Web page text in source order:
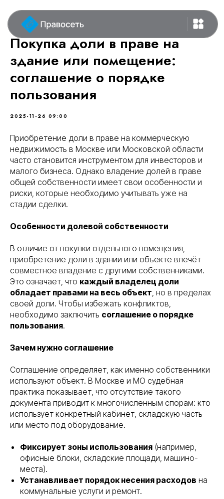
Покупка доли в праве на
здание или помещение:
соглашение о порядке
пользования
2025-11-26 09:00
Приобретение доли в праве на коммерческую
недвижимость в Москве или Московской области
часто становится инструментом для инвесторов и
малого бизнеса. Однако владение долей в праве
общей собственности имеет свои особенности и
риски, которые необходимо учитывать уже на
стадии сделки.
Особенности долевой собственности
В отличие от покупки отдельного помещения,
приобретение доли в здании или объекте влечёт
совместное владение с другими собственниками.
Это означает, что каждый владелец доли
обладает правами на весь объект, но в пределах
своей доли. Чтобы избежать конфликтов,
необходимо заключить соглашение о порядке
пользования.
Зачем нужно соглашение
Соглашение определяет, как именно собственники
используют объект. В Москве и МО судебная
практика показывает, что отсутствие такого
документа приводит к многочисленным спорам: кто
использует конкретный кабинет, складскую часть
или место под оборудование.
Фиксирует зоны использования (например,
офисные блоки, складские площади, машино-
места).
Устанавливает порядок несения расходов на
коммунальные услуги и ремонт.